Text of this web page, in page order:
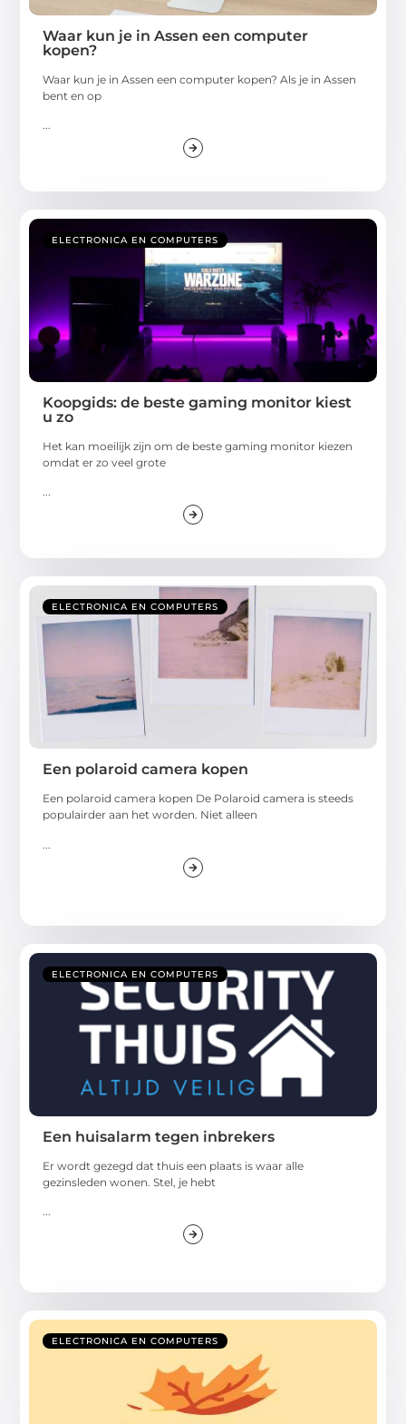
Waar kun je in Assen een computer
kopen?
Waar kun je in Assen een computer kopen? Als je in Assen
bent en op
...
ELECTRONICA EN COMPUTERS
Koopgids: de beste gaming monitor kiest
u zo
Het kan moeilijk zijn om de beste gaming monitor kiezen
omdat er zo veel grote
...
ELECTRONICA EN COMPUTERS
Een polaroid camera kopen
Een polaroid camera kopen De Polaroid camera is steeds
populairder aan het worden. Niet alleen
ELECTRONICA EN COMPUTERS
Een huisalarm tegen inbrekers
Er wordt gezegd dat thuis een plaats is waar alle
gezinsleden wonen. Stel, je hebt
...
ELECTRONICA EN COMPUTERS